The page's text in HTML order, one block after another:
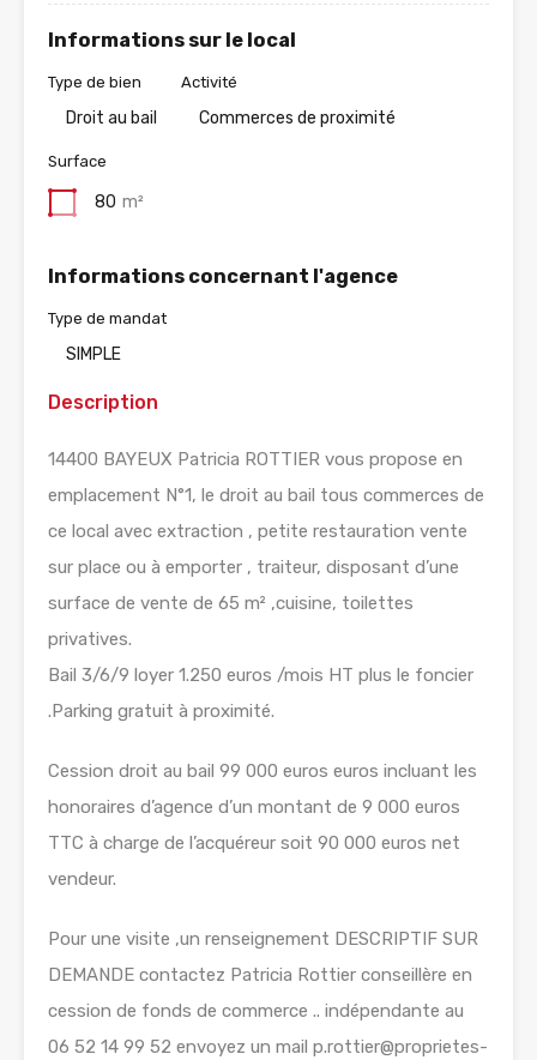
Informations sur le local
Type de bien
Droit au bail
Activité
Commerces de proximité
Surface
80 m²
Informations concernant l'agence
Type de mandat
SIMPLE
Description
14400 BAYEUX Patricia ROTTIER vous propose en
emplacement N°1, le droit au bail tous commerces de
ce local avec extraction , petite restauration vente
sur place ou à emporter , traiteur, disposant d’une
surface de vente de 65 m² ,cuisine, toilettes
privatives.
Bail 3/6/9 loyer 1.250 euros /mois HT plus le foncier
.Parking gratuit à proximité.
Cession droit au bail 99 000 euros euros incluant les
honoraires d’agence d’un montant de 9 000 euros
TTC à charge de l’acquéreur soit 90 000 euros net
vendeur.
Pour une visite ,un renseignement DESCRIPTIF SUR
DEMANDE contactez Patricia Rottier conseillère en
cession de fonds de commerce .. indépendante au
06 52 14 99 52 envoyez un mail p.rottier@proprietes-